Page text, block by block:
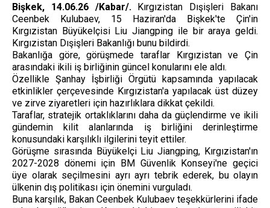
Bişkek, 14.06.26 /Kabar/. Kırgızistan Dışişleri Bakanı
Ceenbek Kulubaev, 15 Haziran'da Bişkek'te Çin'in
Kırgızistan Büyükelçisi Liu Jiangping ile bir araya geldi.
Kırgızistan Dışişleri Bakanlığı bunu bildirdi.
Bakanlığa göre, görüşmede taraflar Kırgızistan ve Çin
arasındaki ikili iş birliğinin güncel konularını ele aldı.
Özellikle Şanhay İşbirliği Örgütü kapsamında yapılacak
etkinlikler çerçevesinde Kırgızistan'a yapılacak üst düzey
ve zirve ziyaretleri için hazırlıklara dikkat çekildi.
Taraflar, stratejik ortaklıklarını daha da güçlendirme ve ikili
gündemin kilit alanlarında iş birliğini derinleştirme
konusundaki karşılıklı ilgilerini teyit ettiler.
Görüşme sırasında Büyükelçi Liu Jiangping, Kırgızistan'ın
2027-2028 dönemi için BM Güvenlik Konseyi'ne geçici
üye olarak seçilmesini ayrı ayrı tebrik ederek, bu olayın
ülkenin dış politikası için önemini vurguladı.
Buna karşılık, Bakan Ceenbek Kulubaev teşekkürlerini ifade